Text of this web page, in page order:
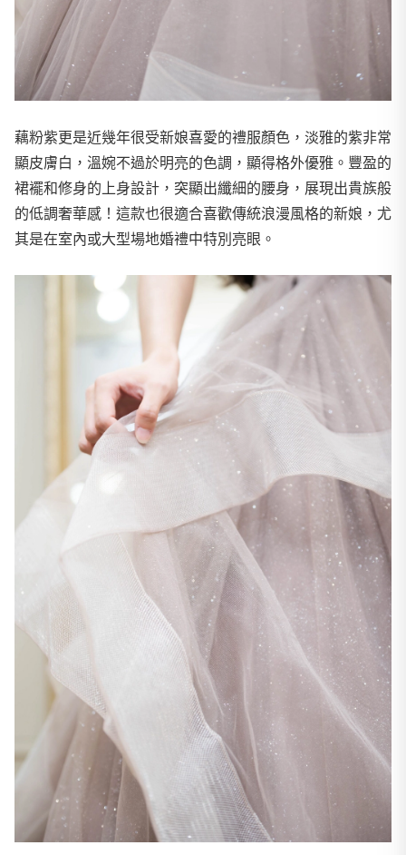
藕粉紫更是近幾年很受新娘喜愛的禮服顏色，淡雅的紫非常
顯皮膚白，溫婉不過於明亮的色調，顯得格外優雅。豐盈的
裙襬和修身的上身設計，突顯出纖細的腰身，展現出貴族般
的低調奢華感！這款也很適合喜歡傳統浪漫風格的新娘，尤
其是在室內或大型場地婚禮中特別亮眼。